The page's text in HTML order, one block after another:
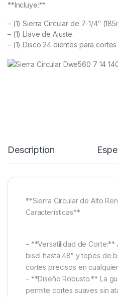
**Incluye:**
– (1) Sierra Circular de 7-1/4″
– (1) Llave de Ajuste.
– (1) Disco 24 dientes para
Description
**Sierra Circular de Alto
Características**
– **Versatilidad de Corte:**
bisel hasta 48° y topes de
cortes precisos en
– **Diseño Robusto:** La
permite cortes suaves sin